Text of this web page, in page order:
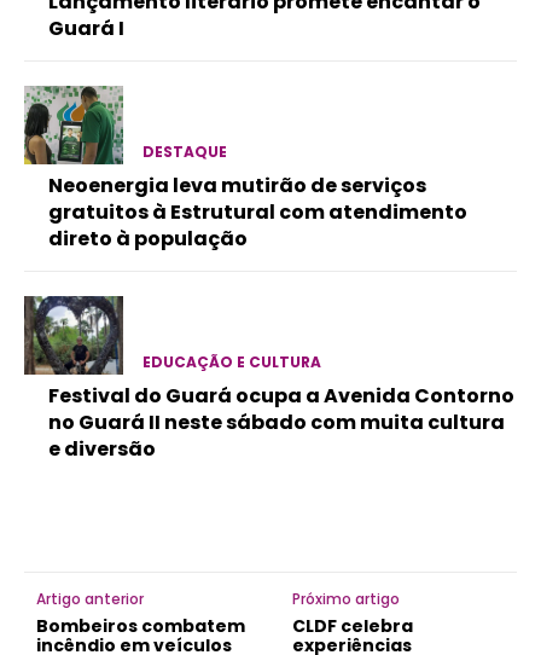
Guará I
DESTAQUE
Neoenergia leva mutirão de serviços
gratuitos à Estrutural com atendimento
direto à população
EDUCAÇÃO E CULTURA
Festival do Guará ocupa a Avenida Contorno
no Guará II neste sábado com muita cultura
e diversão
Artigo anterior
Bombeiros combatem
incêndio em veículos
Próximo artigo
CLDF celebra
experiências